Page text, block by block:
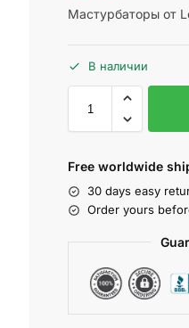
Мастурбаторы от
В наличии
Free worldwide
30 days easy
Order yours